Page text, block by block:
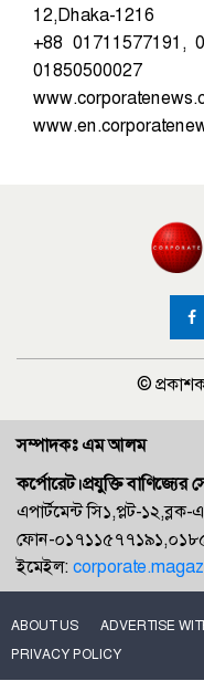
12,Dhaka-1216
+88 01711577191,
01850500027
© প্রকাশক
সম্পাদকঃ এম আলম
কর্পোরেট।প্রযুক্তি বাণিজ্যের
এপার্টমেন্ট সি১,প্লট-
ফোন-
ইমেইল:
ABOUT US ADVERTISE
PRIVACY POLICY